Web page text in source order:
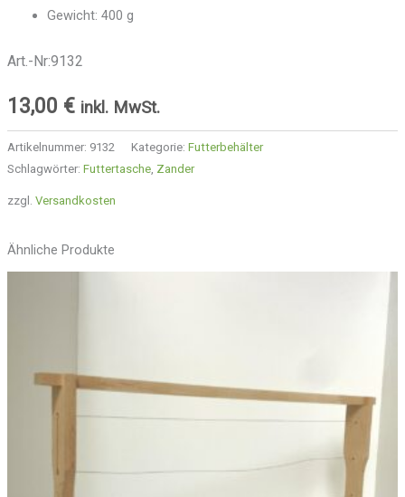
Gewicht: 400 g
Art.-Nr:9132
13,00 € inkl. MwSt.
Artikelnummer: 9132 Kategorie: Futterbehälter
Schlagwörter: Futtertasche, Zander
zzgl. Versandkosten
Ähnliche Produkte